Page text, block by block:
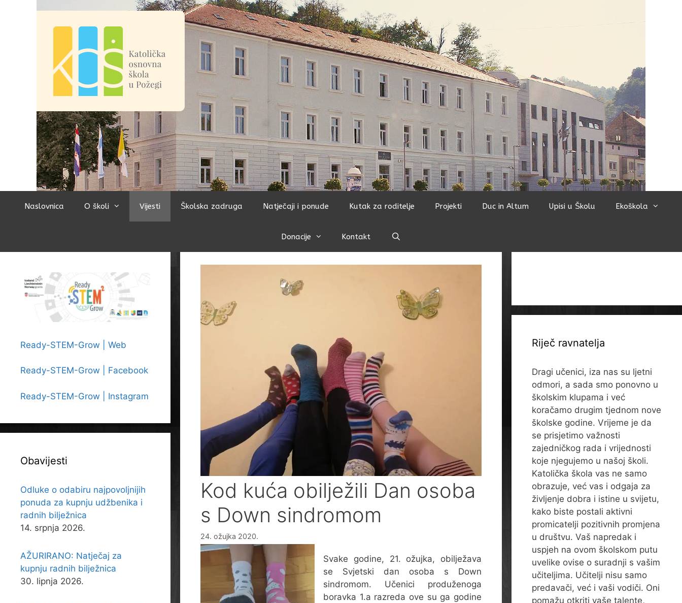
Naslovnica O školi Vijesti Školska zadruga Natječaji i ponude Kutak za roditelje Projekti Duc in Altum Upisi u Školu Ekoškola
Donacije Kontakt
Kod kuća obilježili Dan osoba
s Down sindromom
24. ožujka 2020.
Svake godine, 21. ožujka, obilježava
se Svjetski dan osoba s Down
sindromom. Učenici produženoga
boravka 1.a razreda ove su ga godine
Ready-STEM-Grow | Web
Ready-STEM-Grow | Facebook
Ready-STEM-Grow | Instagram
Obavijesti
Odluke o odabiru najpovoljnijih
ponuda za kupnju udžbenika i
radnih bilježnica
14. srpnja 2026.
AŽURIRANO: Natječaj za
kupnju radnih bilježnica
30. lipnja 2026.
Riječ ravnatelja
Dragi učenici, iza nas su ljetni
odmori, a sada smo ponovno u
školskim klupama i već
koračamo drugim tjednom nove
školske godine. Vrijeme je da
se prisjetimo važnosti
zajedničkog rada i vrijednosti
koje njegujemo u našoj školi.
Katolička škola vas ne samo
obrazuje, već vas i odgaja za
življenje dobra i istine u svijetu,
kako biste postali aktivni
promicatelji pozitivnih promjena
u društvu. Vaš napredak i
uspjeh na ovom školskom putu
uvelike ovise o suradnji s vašim
učiteljima. Učitelji nisu samo
predavači, već i vaši vodiči. Oni
pomažu otkriti vaše talente,